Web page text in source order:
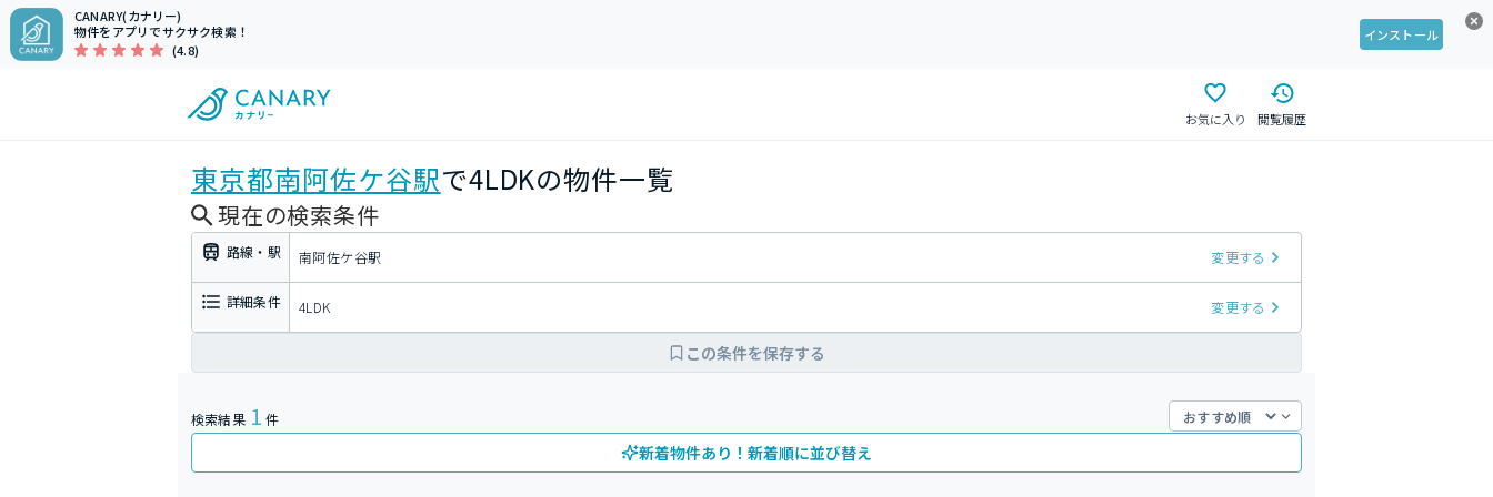
CANARY(カナリー)
物件をアプリでサクサク検索！
(4.8)
インストール
お気に入り 閲覧履歴
東京都南阿佐ケ谷駅で4LDKの物件一覧
現在の検索条件
路線・駅 南阿佐ケ谷駅 変更する
詳細条件 4LDK 変更する
この条件を保存する
検索結果 1 件
新着物件あり！新着順に並び替え